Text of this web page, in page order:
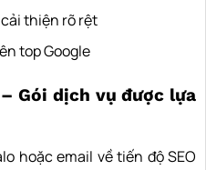
thiện rõ rệt
top Google
Gói dịch vụ được lựa
hoặc email về tiến độ SEO